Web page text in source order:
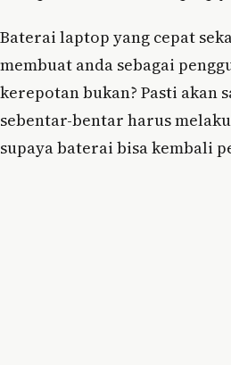
Baterai laptop yang cepat
membuat anda sebagai
kerepotan bukan? Pasti akan
sebentar-bentar harus
supaya baterai bisa kembali